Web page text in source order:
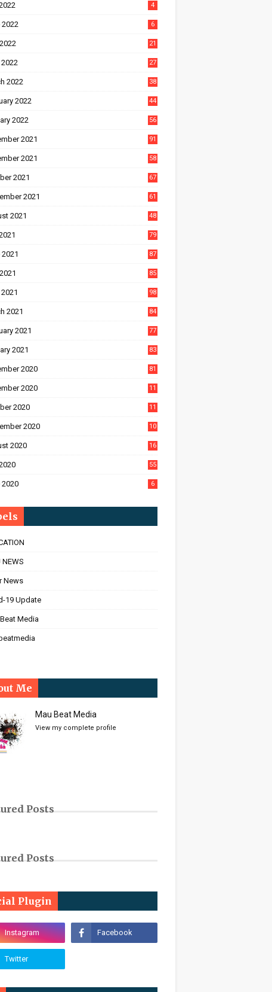
4
2022 6
21
27
2022 38
2022 44
2022 56
2021 91
2021 58
2021 67
2021 61
2021 48
79
87
85
98
2021 84
2021 77
2021 83
2020 81
2020
11
2020
11
2020
10
2020
16
55
2020 6
News
19 Update
Media
Me
Mau Beat Media
View my complete profile
Posts
Posts
Plugin